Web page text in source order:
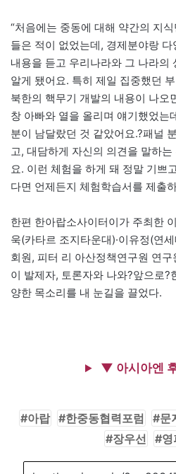
“처음에는 중동에 대해 약간의 지
들은 적이 없었는데, 경제분야랑
내용을 듣고 우리나라와 그 나라의
알게 됐어요. 특히 제일 집중했던
북한의 핵무기 개발의 내용이 나오
창 아빠와 열을 올리며 얘기했었는
분이 남달랐던 것 같았어요.?패널
고, 대담하게 자신의 의견을 말하
요. 이런 체험을 하게 돼 정말 기쁘
다면 언제든지 체험학습서를 제출
한편 한아랍소사이터이가 주최한
욱(카타르 조지타운대)·이유정(연
회원, 피터 리 아산정책연구원 연
이 발제자, 토론자와 나와?앞으로
양한 목소리를 내 눈길을 끌었다.
▼ 아시아엔
아랍 한중동협력포럼 문
장우선
영